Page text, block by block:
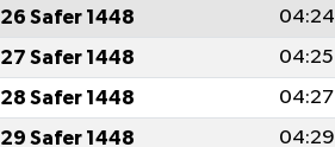
26 Safer 1448 04:24
27 Safer 1448 04:25
28 Safer 1448 04:27
29 Safer 1448 04:29